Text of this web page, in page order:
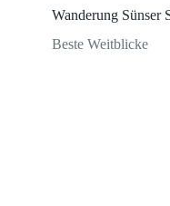
Wanderung Sünser
Beste Weitblicke